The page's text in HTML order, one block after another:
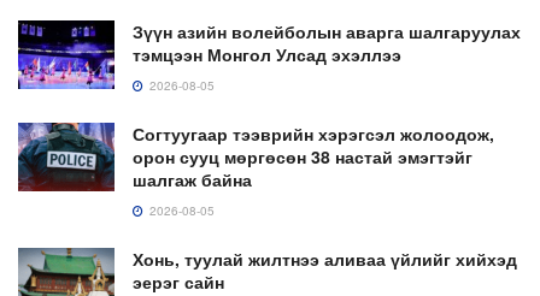
Зүүн азийн волейболын аварга шалгаруулах
тэмцээн Монгол Улсад эхэллээ
2026-08-05
Согтуугаар тээврийн хэрэгсэл жолоодож,
орон сууц мөргөсөн 38 настай эмэгтэйг
шалгаж байна
2026-08-05
Хонь, туулай жилтнээ аливаа үйлийг хийхэд
эерэг сайн